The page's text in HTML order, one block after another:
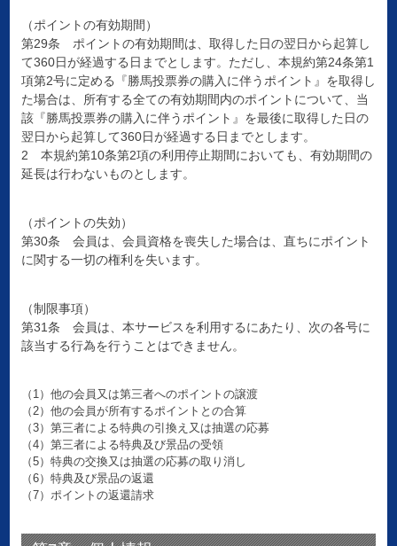
（ポイントの有効期間）
第29条 ポイントの有効期間は、取得した日の翌日から起算し
て360日が経過する日までとします。ただし、本規約第24条第1
項第2号に定める『勝馬投票券の購入に伴うポイント』を取得し
た場合は、所有する全ての有効期間内のポイントについて、当
該『勝馬投票券の購入に伴うポイント』を最後に取得した日の
翌日から起算して360日が経過する日までとします。
2 本規約第10条第2項の利用停止期間においても、有効期間の
延長は行わないものとします。
（ポイントの失効）
第30条 会員は、会員資格を喪失した場合は、直ちにポイント
に関する一切の権利を失います。
（制限事項）
第31条 会員は、本サービスを利用するにあたり、次の各号に
該当する行為を行うことはできません。
（1）他の会員又は第三者へのポイントの譲渡
（2）他の会員が所有するポイントとの合算
（3）第三者による特典の引換え又は抽選の応募
（4）第三者による特典及び景品の受領
（5）特典の交換又は抽選の応募の取り消し
（6）特典及び景品の返還
（7）ポイントの返還請求